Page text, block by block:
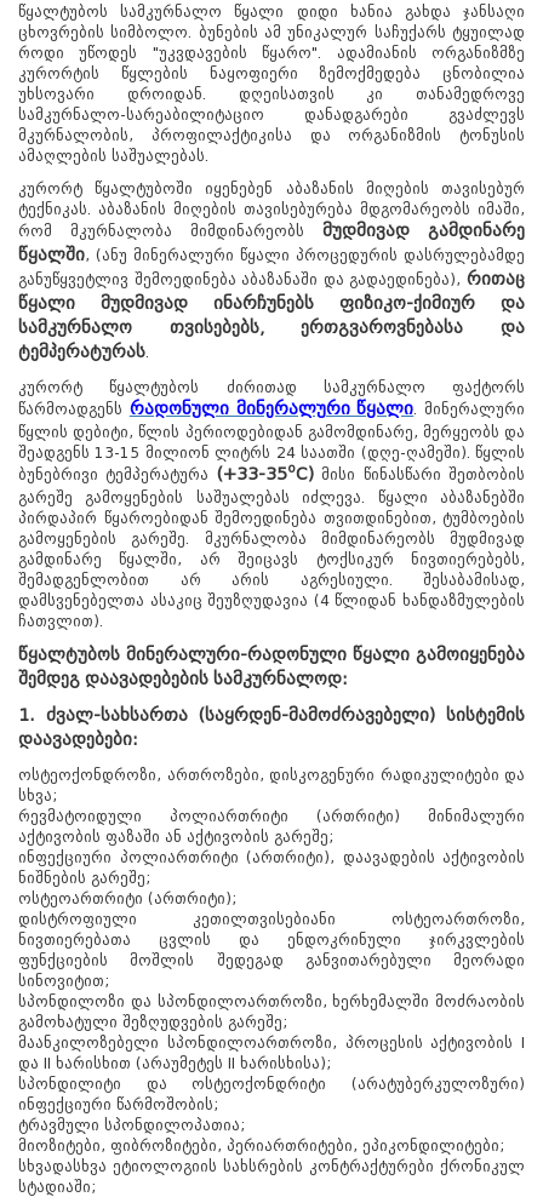
წყალტუბოს სამკურნალო წყალი დიდი ხანია გახდა ჯანსაღი
ცხოვრების სიმბოლო. ბუნების ამ უნიკალურ საჩუქარს ტყუილად
როდი უწოდეს "უკვდავების წყარო". ადამიანის ორგანიზმზე
კურორტის წყლების ნაყოფიერი ზემოქმედება ცნობილია
უხსოვარი დროიდან. დღეისათვის კი თანამედროვე
სამკურნალო-სარეაბილიტაციო დანადგარები გვაძლევს
მკურნალობის, პროფილაქტიკისა და ორგანიზმის ტონუსის
ამაღლების საშუალებას.
კურორტ წყალტუბოში იყენებენ აბაზანის მიღების თავისებურ
ტექნიკას. აბაზანის მიღების თავისებურება მდგომარეობს იმაში,
რომ მკურნალობა მიმდინარეობს მუდმივად გამდინარე
წყალში, (ანუ მინერალური წყალი პროცედურის დასრულებამდე
განუწყვეტლივ შემოედინება აბაზანაში და გადაედინება), რითაც
წყალი მუდმივად ინარჩუნებს ფიზიკო-ქიმიურ და
სამკურნალო თვისებებს, ერთგვაროვნებასა და
ტემპერატურას
კურორტ წყალტუბოს ძირითად სამკურნალო ფაქტორს
წარმოადგენს რადონული მინერალური წყალი . მინერალური
წყლის დებიტი, წლის პერიოდებიდან გამომდინარე, მერყეობს და
შეადგენს 13-15 მილიონ ლიტრს 24 საათში (დღე-ღამეში). წყლის
ბუნებრივი ტემპერატურა (+33-35oC)მისი წინასწარი შეთბობის
გარეშე გამოყენების საშუალებას იძლევა. წყალი აბაზანებში
პირდაპირ წყაროებიდან შემოედინება თვითდინებით, ტუმბოების
გამოყენების გარეშე. მკურნალობა მიმდინარეობს მუდმივად
გამდინარე წყალში, არ შეიცავს ტოქსიკურ ნივთიერებებს,
შემადგენლობით არ არის აგრესიული. შესაბამისად,
დამსვენებელთა ასაკიც შეუზღუდავია (4 წლიდან ხანდაზმულების
ჩათვლით).
წყალტუბოს მინერალური-რადონული წყალი გამოიყენება
შემდეგ დაავადებების სამკურნალოდ:
1. ძვალ-სახსართა (საყრდენ-მამოძრავებელი) სისტემის
დაავადებები:
ოსტეოქონდროზი, ართროზები, დისკოგენური რადიკულიტები და
სხვა;
რევმატოიდული პოლიართრიტი (ართრიტი) მინიმალური
აქტივობის ფაზაში ან აქტივობის გარეშე;
ინფექციური პოლიართრიტი (ართრიტი), დაავადების აქტივობის
ნიშნების გარეშე;
ოსტეოართრიტი (ართრიტი);
დისტროფიული კეთილთვისებიანი ოსტეოართროზი,
ნივთიერებათა ცვლის და ენდოკრინული ჯირკვლების
ფუნქციების მოშლის შედეგად განვითარებული მეორადი
სინოვიტით;
სპონდილოზი და სპონდილოართროზი, ხერხემალში მოძრაობის
გამოხატული შეზღუდვების გარეშე;
მაანკილოზებელი სპონდილოართროზი, პროცესის აქტივობის I
და II ხარისხით (არაუმეტეს II ხარისხისა);
სპონდილიტი და ოსტეოქონდრიტი (არატუბერკულოზური)
ინფექციური წარმოშობის;
ტრავმული სპონდილოპათია;
მიოზიტები, ფიბროზიტები, პერიართრიტები, ეპიკონდილიტები;
სხვადასხვა ეტიოლოგიის სახსრების კონტრაქტურები ქრონიკულ
სტადიაში;